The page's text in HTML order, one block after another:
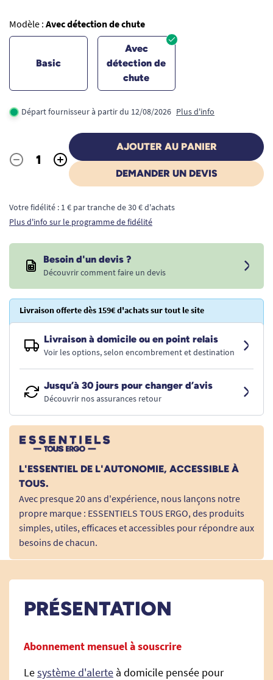
Modèle : Avec détection de chute
Basic
Avec
détection de
chute
Départ fournisseur à partir du 12/08/2026 Plus d'info
Quantité
- +
AJOUTER AU PANIER
DEMANDER UN DEVIS
Votre fidélité : 1 € par tranche de 30 € d'achats
Plus d'info sur le programme de fidélité
Besoin d'un devis ?
Découvrir comment faire un devis
Livraison offerte dès 159€ d'achats sur tout le site
Livraison à domicile ou en point relais
Voir les options, selon encombrement et destination
Jusqu’à 30 jours pour changer d’avis
Découvrir nos assurances retour
L'ESSENTIEL DE L'AUTONOMIE, ACCESSIBLE À
TOUS.
Avec presque 20 ans d'expérience, nous lançons notre
propre marque : ESSENTIELS TOUS ERGO, des produits
simples, utiles, efficaces et accessibles pour répondre aux
besoins de chacun.
PRÉSENTATION
Abonnement mensuel à souscrire
Lesystème d'alerte à domicile pensée pour